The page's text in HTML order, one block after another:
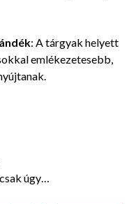
: A tárgyak helyett
emlékezetesebb,
úgy…